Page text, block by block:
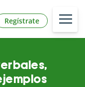
Regístrate